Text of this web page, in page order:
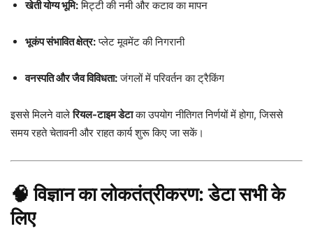
खेती योग्य भूमि:मिट्टी की नमी और कटाव का मापन
भूकंप संभावित क्षेत्र:प्लेट मूवमेंट की निगरानी
वनस्पति और जैव विविधता:जंगलों में परिवर्तन का ट्रैकिंग
इससे मिलने वालेरियल-टाइम डेटाका उपयोग नीतिगत निर्णयों में होगा, जिससे
समय रहते चेतावनी और राहत कार्य शुरू किए जा सकें।
🧠 विज्ञान का लोकतंत्रीकरण: डेटा सभी के
लिए